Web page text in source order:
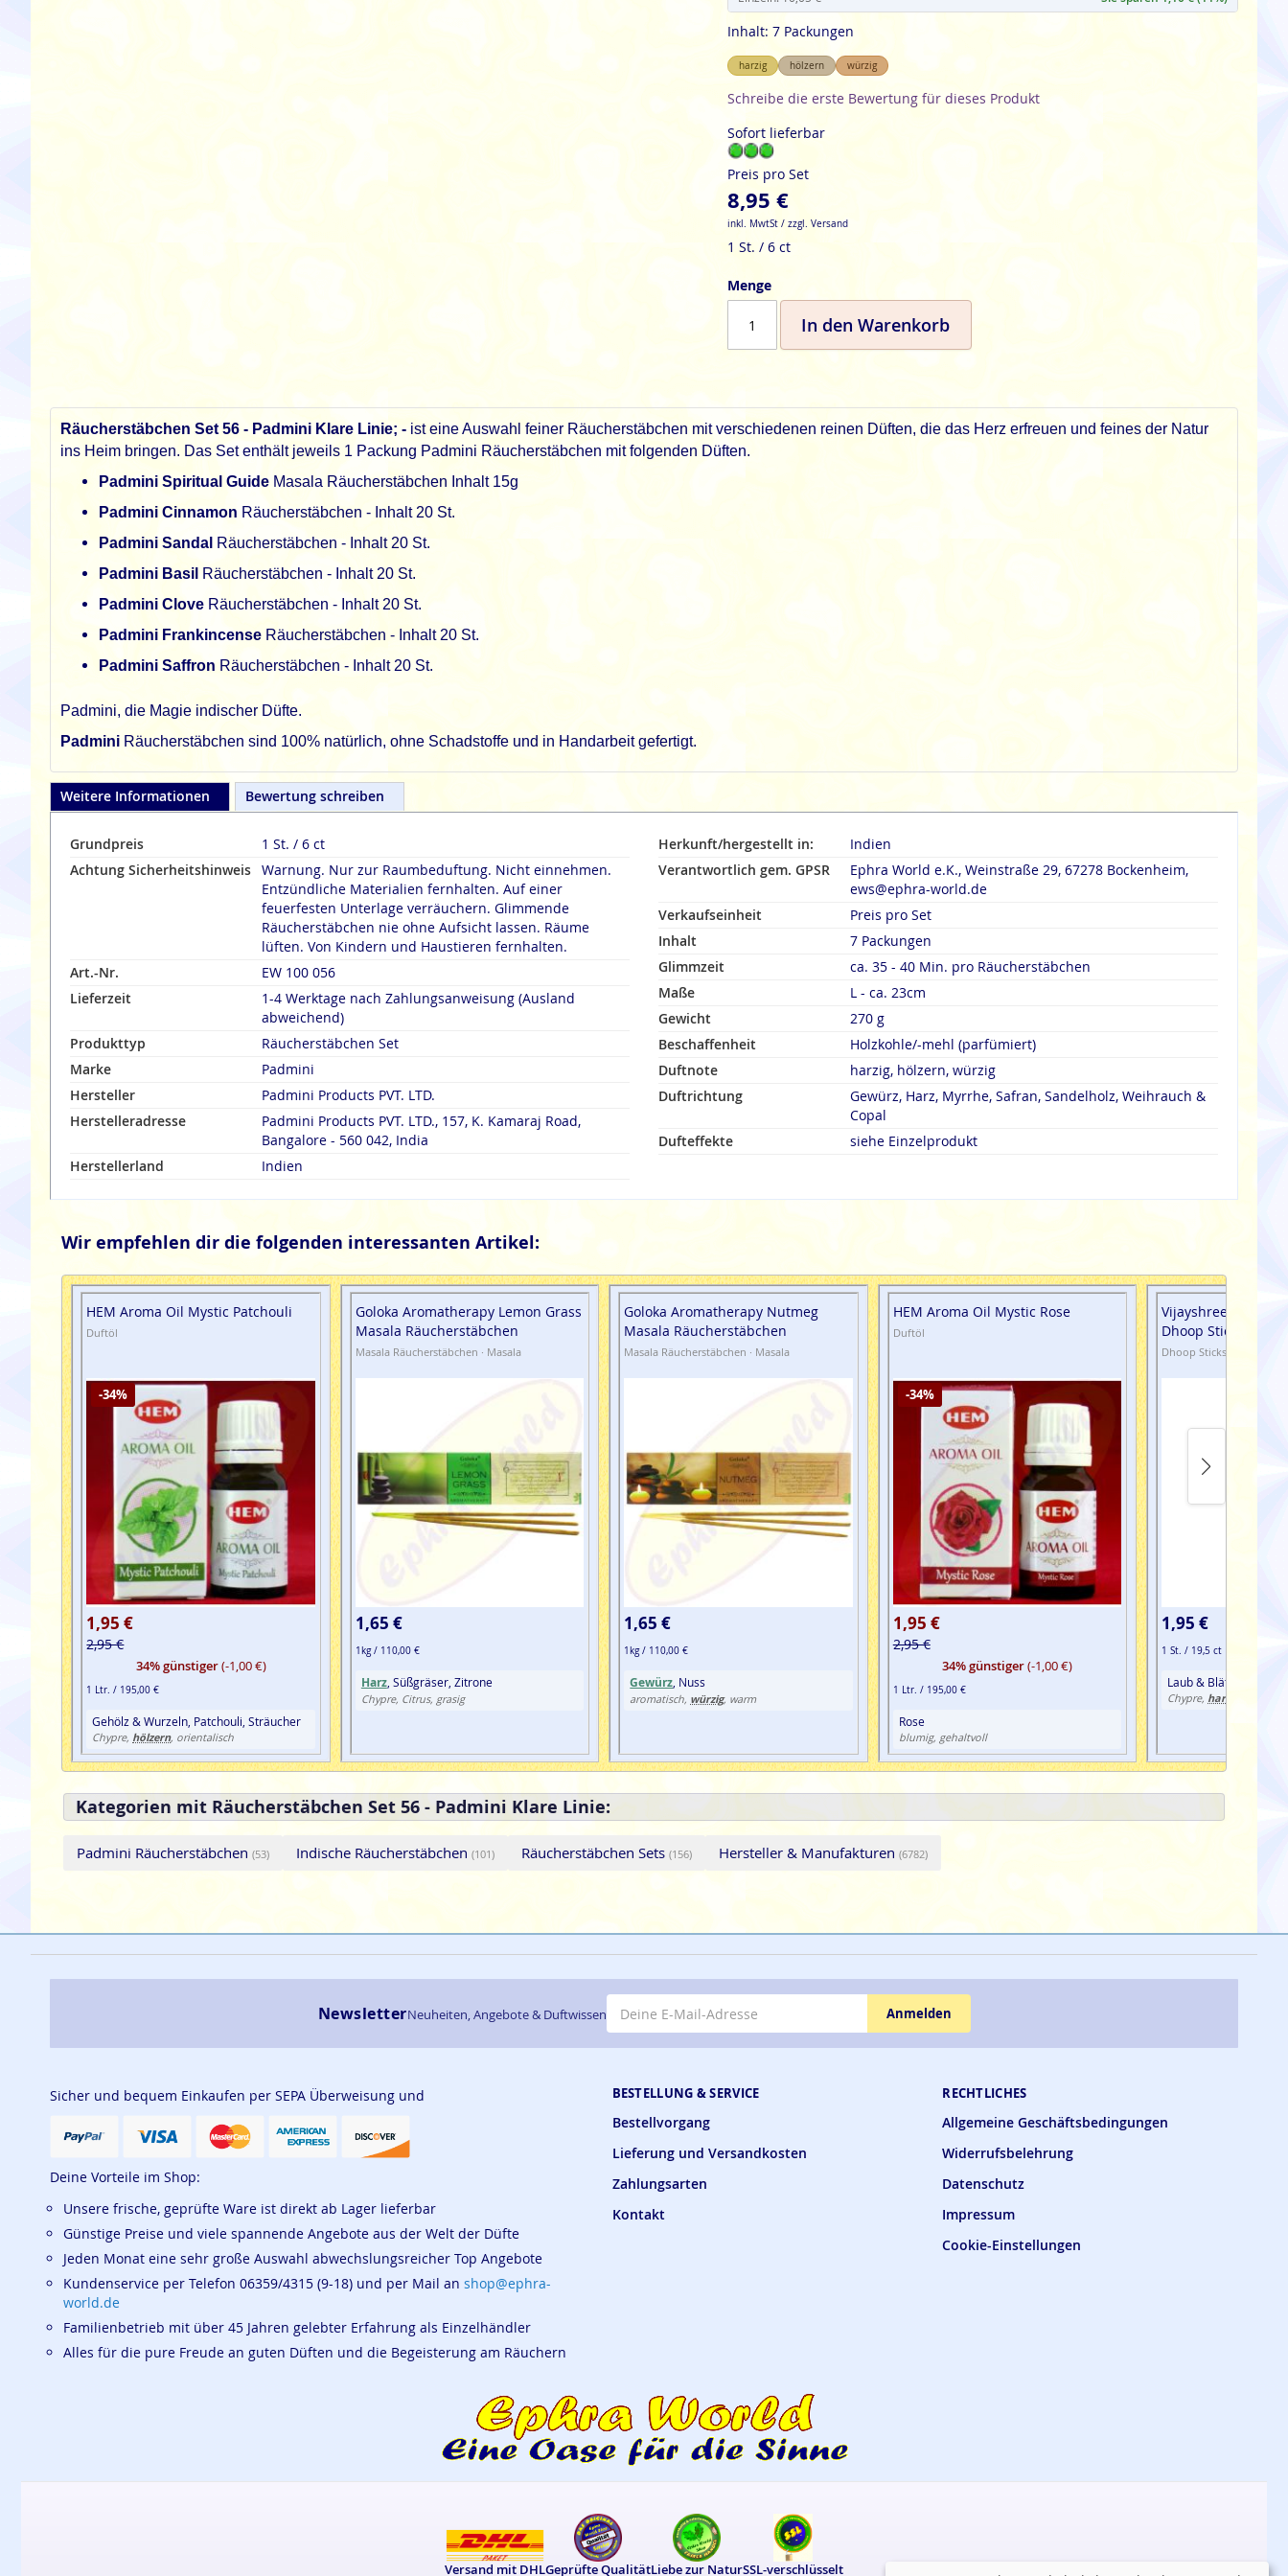
Inhalt: 7 Packungen
harzig hölzern würzig
Schreibe die erste Bewertung für dieses Produkt
Sofort lieferbar
Preis pro Set
8,95 €
inkl. MwtSt / zzgl. Versand
1 St. / 6 ct
Menge
In den Warenkorb
Räucherstäbchen Set 56 - Padmini Klare Linie; - ist eine Auswahl feiner Räucherstäbchen mit verschiedenen reinen Düften, die das Herz erfreuen und feines der Natur
ins Heim bringen. Das Set enthält jeweils 1 Packung Padmini Räucherstäbchen mit folgenden Düften.
Padmini Spiritual Guide Masala Räucherstäbchen Inhalt 15g
Padmini Cinnamon Räucherstäbchen - Inhalt 20 St.
Padmini Sandal Räucherstäbchen - Inhalt 20 St.
Padmini Basil Räucherstäbchen - Inhalt 20 St.
Padmini Clove Räucherstäbchen - Inhalt 20 St.
Padmini Frankincense Räucherstäbchen - Inhalt 20 St.
Padmini Saffron Räucherstäbchen - Inhalt 20 St.
Padmini, die Magie indischer Düfte.
Padmini Räucherstäbchen sind 100% natürlich, ohne Schadstoffe und in Handarbeit gefertigt.
Weitere Informationen
Grundpreis
1 St. / 6 ct
Achtung Sicherheitshinweis Warnung. Nur zur Raumbeduftung. Nicht einnehmen.
Entzündliche Materialien fernhalten. Auf einer
feuerfesten Unterlage verräuchern. Glimmende
Räucherstäbchen nie ohne Aufsicht lassen. Räume
lüften. Von Kindern und Haustieren fernhalten.
Art.-Nr.
EW 100 056
Lieferzeit
1-4 Werktage nach Zahlungsanweisung (Ausland
abweichend)
Produkttyp
Räucherstäbchen Set
Marke
Padmini
Hersteller
Padmini Products PVT. LTD.
Herstelleradresse
Padmini Products PVT. LTD., 157, K. Kamaraj Road,
Bangalore - 560 042, India
Herstellerland
Indien
Herkunft/hergestellt in:
Indien
Verantwortlich gem. GPSR
Ephra World e.K., Weinstraße 29, 67278 Bockenheim,
ews@ephra-world.de
Verkaufseinheit
Preis pro Set
Inhalt
7 Packungen
Glimmzeit
ca. 35 - 40 Min. pro Räucherstäbchen
Maße
L - ca. 23cm
Gewicht
270 g
Beschaffenheit
Holzkohle/-mehl (parfümiert)
Duftnote
harzig, hölzern, würzig
Duftrichtung
Gewürz, Harz, Myrrhe, Safran, Sandelholz, Weihrauch &
Copal
Dufteffekte
siehe Einzelprodukt
Bewertung schreiben
Wir empfehlen dir die folgenden interessanten Artikel:
HEM Aroma Oil Mystic Patchouli
Duftöl
-34%
1,95 €
2,95 €
34% günstiger(-1,00 €)
1 Ltr. / 195,00 €
Gehölz & Wurzeln, Patchouli, Sträucher
Chypre, hölzern, orientalisch
Goloka Aromatherapy Lemon Grass
Masala Räucherstäbchen
Masala Räucherstäbchen · Masala
1,65 €
1kg / 110,00 €
Harz, Süßgräser, Zitrone
Chypre, Citrus, grasig
Goloka Aromatherapy Nutmeg
Masala Räucherstäbchen
Masala Räucherstäbchen · Masala
1,65 €
1kg / 110,00 €
Gewürz , Nuss
aromatisch, würzig, warm
HEM Aroma Oil Mystic Rose
Duftöl
-34%
1,95 €
2,95 €
34% günstiger(-1,00 €)
1 Ltr. / 195,00 €
Rose
blumig, gehaltvoll
Vijayshree Golden
Dhoop Sticks
Dhoop Sticks · Masala
1,95 €
1 St. / 19,5 ct
Laub & Blätter,
Chypre, harzig
Kategorien mit Räucherstäbchen Set 56 - Padmini Klare Linie:
Padmini Räucherstäbchen (53) Indische Räucherstäbchen (101) Räucherstäbchen Sets (156) Hersteller & Manufakturen (6782)
BESTELLUNG & SERVICE
Bestellvorgang
Lieferung und Versandkosten
Zahlungsarten
Kontakt
RECHTLICHES
Allgemeine Geschäftsbedingungen
Widerrufsbelehrung
Datenschutz
Impressum
Cookie-Einstellungen
NewsletterNeuheiten, Angebote & Duftwissen Anmelden
Sicher und bequem Einkaufen per SEPA Überweisung und
Deine Vorteile im Shop:
Unsere frische, geprüfte Ware ist direkt ab Lager lieferbar
Günstige Preise und viele spannende Angebote aus der Welt der Düfte
Jeden Monat eine sehr große Auswahl abwechslungsreicher Top Angebote
Kundenservice per Telefon 06359/4315 (9-18) und per Mail an shop@ephra-
world.de
Familienbetrieb mit über 45 Jahren gelebter Erfahrung als Einzelhändler
Alles für die pure Freude an guten Düften und die Begeisterung am Räuchern
Versand mit DHLGeprüfte QualitätLiebe zur NaturSSL-verschlüsselt